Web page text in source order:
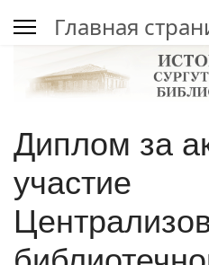
Главная
Диплом за
участие